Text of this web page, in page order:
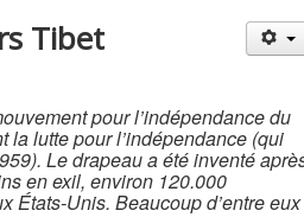
Tibet
pour l’indépendance du
la lutte pour l’indépendance (qui
Le drapeau a été inventé
en exil, environ 120.000
États-Unis. Beaucoup d’entre eux